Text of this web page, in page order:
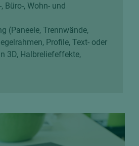
Büro-, Wohn- und
(Paneele, Trennwände,
Profile, Text- oder
3D, Halbreliefeffekte,